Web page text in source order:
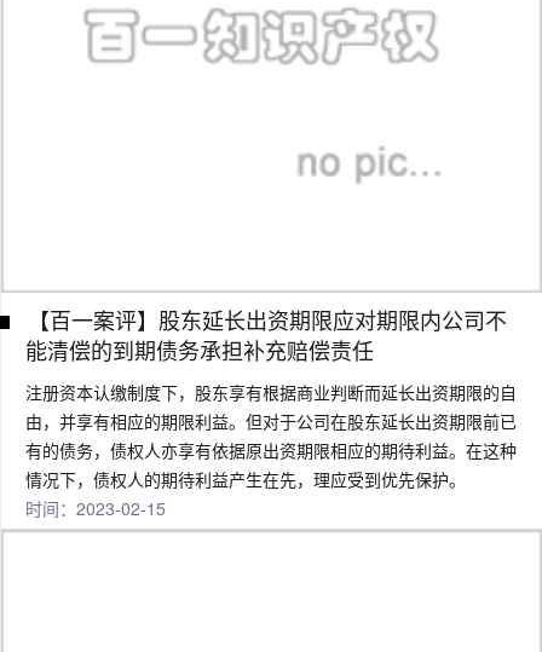
【百一案评】股东延长出资期限应对期限内公司不
能清偿的到期债务承担补充赔偿责任
注册资本认缴制度下，股东享有根据商业判断而延长出资期限的自
由，并享有相应的期限利益。但对于公司在股东延长出资期限前已
有的债务，债权人亦享有依据原出资期限相应的期待利益。在这种
情况下，债权人的期待利益产生在先，理应受到优先保护。
时间：2023-02-15